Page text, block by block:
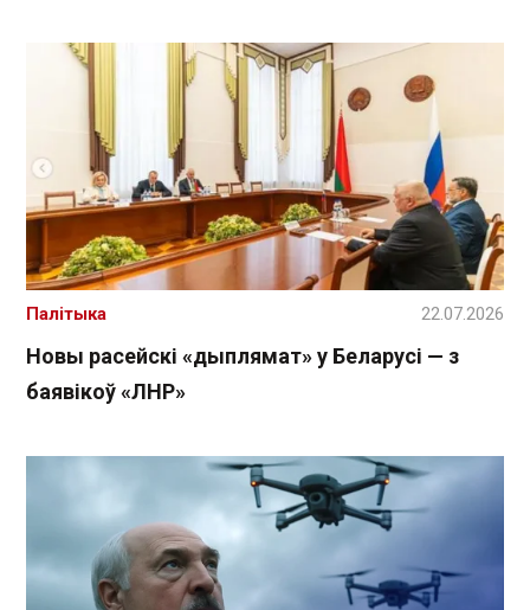
Новы расейскі «дыплямат» у Беларусі — з
баявікоў «ЛНР»
Палітыка 22.07.2026